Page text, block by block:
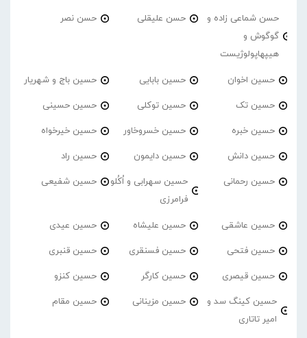
حسن شماعی زاده و
گوگوش و
هیپهاپولوژیست
حسن علیقلی حسن نصر
حسین اخوان حسین بابایی حسین باج و شهریار
حسین تک حسین توکلی حسین حسینی
حسین خبره حسین خسروخاور حسین خیرخواه
حسین دانش حسین دایمون حسین راد
حسین رحمانی
حسین سهرابی و اُکُلو
فرامرزی
حسین شفیعی
حسین عاشقی حسین علیشاه حسین عیدی
حسین فتحی حسین فسنقری حسین قنبری
حسین قیصری حسین کارگر حسین کنزو
حسین کینگ سد و
امیر تاتاری
حسین مزینانی حسین مقام